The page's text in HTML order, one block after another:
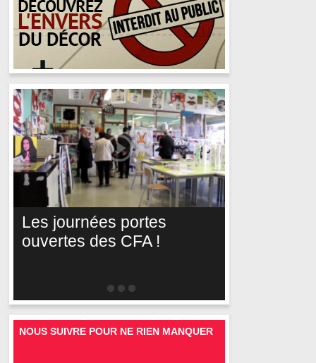
Les journées portes
ouvertes des CFA !
NOUS SUIVRE POUR NE RIEN MANQUER